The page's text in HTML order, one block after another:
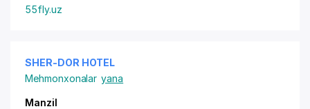
55fly.uz
SHER-DOR HOTEL
Mehmonxonalar yana
Manzil